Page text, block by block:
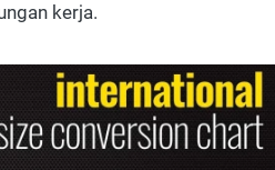
kerja.